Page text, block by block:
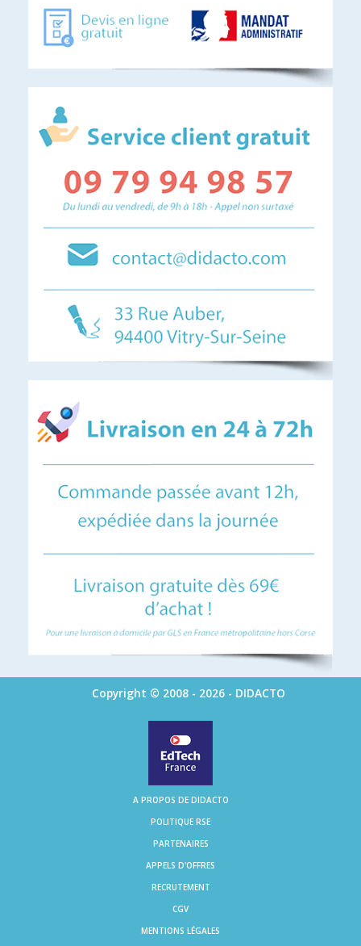
Copyright © 2008 - 2026 - DIDACTO
A PROPOS DE DIDACTO
POLITIQUE RSE
PARTENAIRES
APPELS D'OFFRES
RECRUTEMENT
CGV
MENTIONS LÉGALES